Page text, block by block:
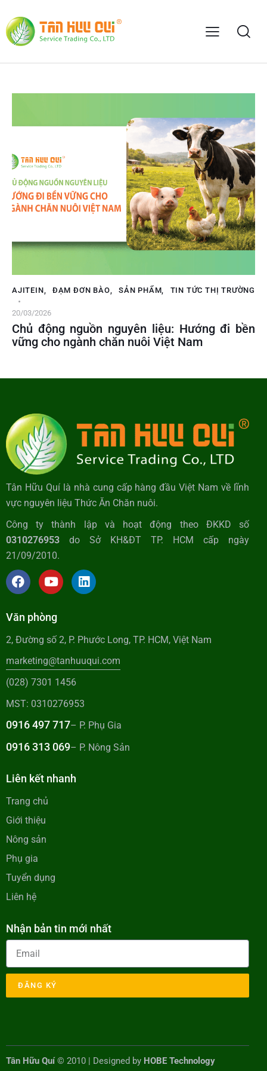
AJITEIN ĐẠM ĐƠN BÀO SẢN PHẨM TIN TỨC THỊ TRƯỜNG
20/03/2026
Chủ động nguồn nguyên liệu: Hướng đi bền
vững cho ngành chăn nuôi Việt Nam
Tân Hữu Quí là nhà cung cấp hàng đầu Việt Nam về lĩnh
vực nguyên liệu Thức Ăn Chăn nuôi.
Công ty thành lập và hoạt động theo ĐKKD số
0310276953 do Sở KH&ĐT TP. HCM cấp ngày
21/09/2010.
Văn phòng
2, Đường số 2, P. Phước Long, TP. HCM, Việt Nam
marketing@tanhuuqui.com
(028) 7301 1456
MST: 0310276953
0916 497 717– P. Phụ Gia
0916 313 069– P. Nông Sản
Liên kết nhanh
Trang chủ
Giới thiệu
Nông sản
Phụ gia
Tuyển dụng
Liên hệ
Nhận bản tin mới nhất
ĐĂNG KÝ
Tân Hữu Quí© 2010 | Designed by HOBE Technology